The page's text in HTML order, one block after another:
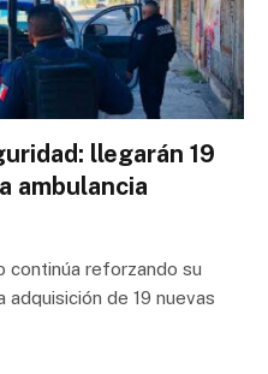
llegarán 19
ambulancia
continúa reforzando su
de 19 nuevas